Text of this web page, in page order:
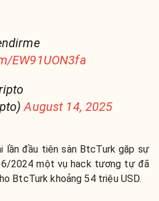
EW91UON3fa
August 14, 2025
lần đầu tiên sàn BtcTurk gặp sự
2024 một vụ hack tương tự đã
BtcTurk khoảng 54 triệu USD.